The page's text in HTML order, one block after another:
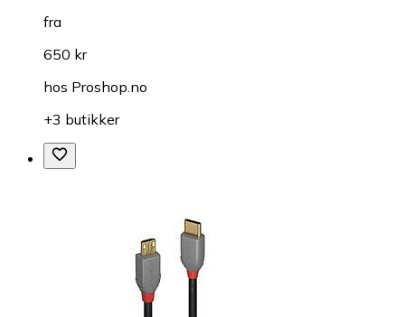
fra
650 kr
hos Proshop.no
+3 butikker